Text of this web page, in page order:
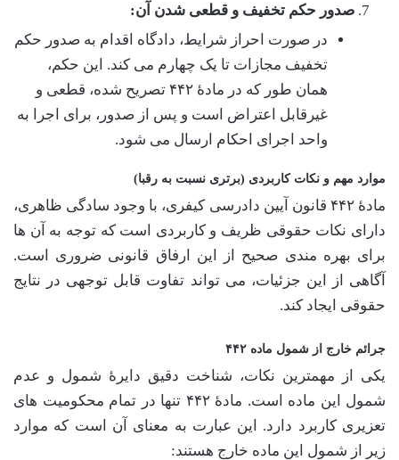
صدور حکم تخفیف و قطعی شدن آن:
در صورت احراز شرایط، دادگاه اقدام به صدور حکم
تخفیف مجازات تا یک چهارم می کند. این حکم،
همان طور که در مادۀ ۴۴۲ تصریح شده، قطعی و
غیرقابل اعتراض است و پس از صدور، برای اجرا به
واحد اجرای احکام ارسال می شود.
موارد مهم و نکات کاربردی (برتری نسبت به رقبا)
مادۀ ۴۴۲ قانون آیین دادرسی کیفری، با وجود سادگی ظاهری،
دارای نکات حقوقی ظریف و کاربردی است که توجه به آن ها
برای بهره مندی صحیح از این ارفاق قانونی ضروری است.
آگاهی از این جزئیات، می تواند تفاوت قابل توجهی در نتایج
حقوقی ایجاد کند.
جرائم خارج از شمول ماده ۴۴۲
یکی از مهمترین نکات، شناخت دقیق دایرۀ شمول و عدم
شمول این ماده است. مادۀ ۴۴۲ تنها در تمام محکومیت های
تعزیری کاربرد دارد. این عبارت به معنای آن است که موارد
زیر از شمول این ماده خارج هستند: